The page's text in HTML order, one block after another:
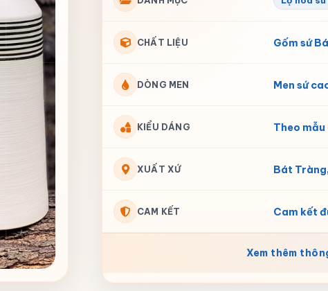
CHẤT LIỆU Gốm sứ
DÒNG MEN Men sứ
KIỂU DÁNG Theo
XUẤT XỨ Bát
CAM KẾT Cam kết
Xem thêm